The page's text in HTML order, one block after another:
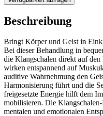
Beschreibung
Bringt Körper und Geist in
Bei dieser Behandlung in
die Klangschalen direkt auf
wirken entspannend auf
auditive Wahrnehmung den
Harmonisierung führt und die
freigesetzte Energie hilft dem
mobilisieren. Die
mentalen und emotionalen